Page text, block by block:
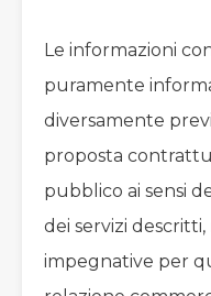
Le informazioni
puramente
diversamente
proposta
pubblico ai sensi
dei servizi
impegnative per